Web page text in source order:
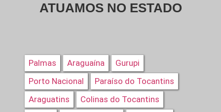
ATUAMOS NO ESTADO
Palmas Araguaína
Gurupi
Porto Nacional
Paraíso do Tocantins
Araguatins
Colinas do Tocantins